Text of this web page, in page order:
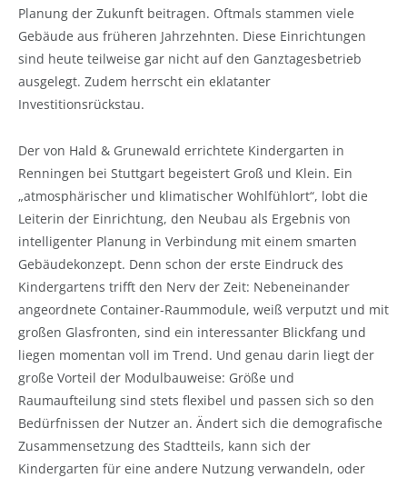
Planung der Zukunft beitragen. Oftmals stammen viele
Gebäude aus früheren Jahrzehnten. Diese Einrichtungen
sind heute teilweise gar nicht auf den Ganztagesbetrieb
ausgelegt. Zudem herrscht ein eklatanter
Investitionsrückstau.
Der von Hald & Grunewald errichtete Kindergarten in
Renningen bei Stuttgart begeistert Groß und Klein. Ein
„atmosphärischer und klimatischer Wohlfühlort“, lobt die
Leiterin der Einrichtung, den Neubau als Ergebnis von
intelligenter Planung in Verbindung mit einem smarten
Gebäudekonzept. Denn schon der erste Eindruck des
Kindergartens trifft den Nerv der Zeit: Nebeneinander
angeordnete Container-Raummodule, weiß verputzt und mit
großen Glasfronten, sind ein interessanter Blickfang und
liegen momentan voll im Trend. Und genau darin liegt der
große Vorteil der Modulbauweise: Größe und
Raumaufteilung sind stets flexibel und passen sich so den
Bedürfnissen der Nutzer an. Ändert sich die demografische
Zusammensetzung des Stadtteils, kann sich der
Kindergarten für eine andere Nutzung verwandeln, oder